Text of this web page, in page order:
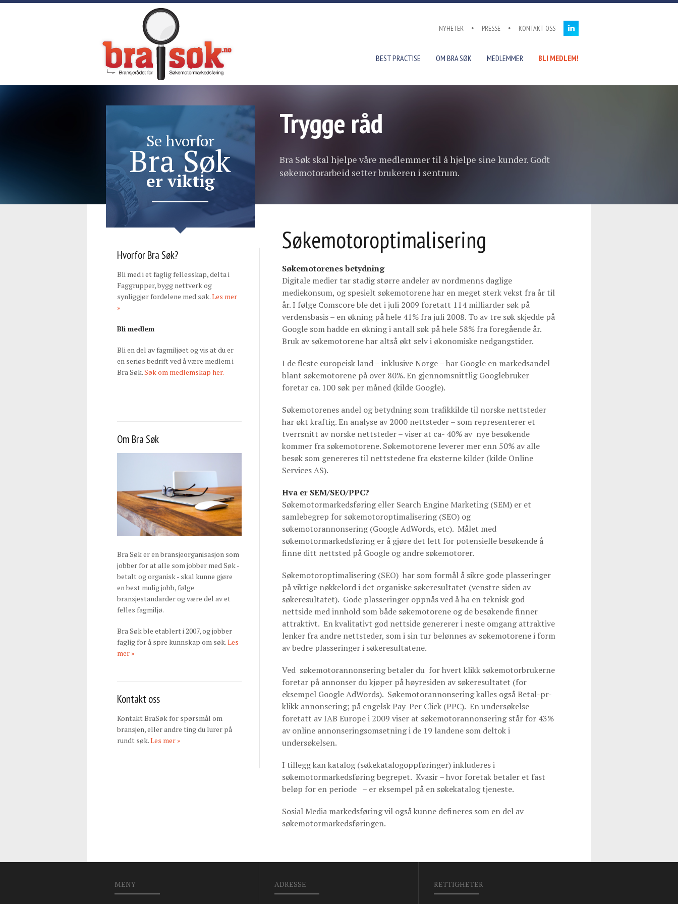
NYHETER PRESSE KONTAKT OSS
BEST PRACTISE OM BRA SØK MEDLEMMER BLI MEDLEM!
Se hvorfor
Bra Søk
er viktig
Trygge råd
Bra Søk skal hjelpe våre medlemmer til å hjelpe sine kunder. Godt
søkemotorarbeid setter brukeren i sentrum.
Hvorfor Bra Søk?
Bli med i et faglig fellesskap, delta i
Faggrupper, bygg nettverk og
synliggjør fordelene med søk.Les mer
»
Bli medlem
Bli en del av fagmiljøet og vis at du er
en seriøs bedrift ved å være medlem i
Bra Søk.Søk om medlemskap her.
Om Bra Søk
Bra Søk er en bransjeorganisasjon som
jobber for at alle som jobber med Søk -
betalt og organisk - skal kunne gjøre
en best mulig jobb, følge
bransjestandarder og være del av et
felles fagmiljø.
Bra Søk ble etablert i 2007, og jobber
faglig for å spre kunnskap om søk.Les
mer »
Kontakt oss
Kontakt BraSøk for spørsmål om
bransjen, eller andre ting du lurer på
rundt søk.Les mer »
Søkemotoroptimalisering
Søkemotorenes betydning
Digitale medier tar stadig større andeler av nordmenns daglige
mediekonsum, og spesielt søkemotorene har en meget sterk vekst fra år til
år. I følge Comscore ble det i juli 2009 foretatt 114 milliarder søk på
verdensbasis – en økning på hele 41% fra juli 2008. To av tre søk skjedde på
Google som hadde en økning i antall søk på hele 58% fra foregående år.
Bruk av søkemotorene har altså økt selv i økonomiske nedgangstider.
I de fleste europeisk land – inklusive Norge – har Google en markedsandel
blant søkemotorene på over 80%. En gjennomsnittlig Googlebruker
foretar ca. 100 søk per måned (kilde Google).
Søkemotorenes andel og betydning som trafikkilde til norske nettsteder
har økt kraftig. En analyse av 2000 nettsteder – som representerer et
tverrsnitt av norske nettsteder – viser at ca- 40% av nye besøkende
kommer fra søkemotorene. Søkemotorene leverer mer enn 50% av alle
besøk som genereres til nettstedene fra eksterne kilder (kilde Online
Services AS).
Hva er SEM/SEO/PPC?
Søkemotormarkedsføring eller Search Engine Marketing (SEM) er et
samlebegrep for søkemotoroptimalisering (SEO) og
søkemotorannonsering (Google AdWords, etc). Målet med
søkemotormarkedsføring er å gjøre det lett for potensielle besøkende å
finne ditt nettsted på Google og andre søkemotorer.
Søkemotoroptimalisering (SEO) har som formål å sikre gode plasseringer
på viktige nøkkelord i det organiske søkeresultatet (venstre siden av
søkeresultatet). Gode plasseringer oppnås ved å ha en teknisk god
nettside med innhold som både søkemotorene og de besøkende finner
attraktivt. En kvalitativt god nettside genererer i neste omgang attraktive
lenker fra andre nettsteder, som i sin tur belønnes av søkemotorene i form
av bedre plasseringer i søkeresultatene.
Ved søkemotorannonsering betaler du for hvert klikk søkemotorbrukerne
foretar på annonser du kjøper på høyresiden av søkeresultatet (for
eksempel Google AdWords). Søkemotorannonsering kalles også Betal-pr-
klikk annonsering; på engelsk Pay-Per Click (PPC). En undersøkelse
foretatt av IAB Europe i 2009 viser at søkemotorannonsering står for 43%
av online annonseringsomsetning i de 19 landene som deltok i
undersøkelsen.
I tillegg kan katalog (søkekatalogoppføringer) inkluderes i
søkemotormarkedsføring begrepet. Kvasir – hvor foretak betaler et fast
beløp for en periode – er eksempel på en søkekatalog tjeneste.
Sosial Media markedsføring vil også kunne defineres som en del av
søkemotormarkedsføringen.
MENY ADRESSE RETTIGHETER